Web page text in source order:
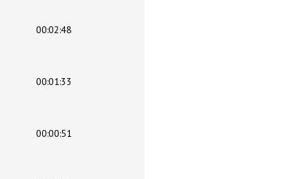
00:02:48
00:01:33
00:00:51